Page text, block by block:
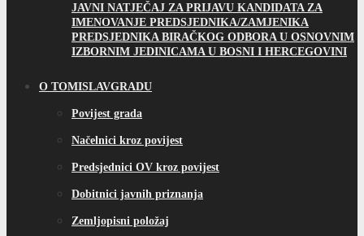
JAVNI NATJEČAJ ZA PRIJAVU KANDIDATA ZA
IMENOVANJE PREDSJEDNIKA/ZAMJENIKA
PREDSJEDNIKA BIRAČKOG ODBORA U OSNOVNIM
IZBORNIM JEDINICAMA U BOSNI I HERCEGOVINI
O TOMISLAVGRADU
Povijest grada
Načelnici kroz povijest
Predsjednici OV kroz povijest
Dobitnici javnih priznanja
Zemljopisni položaj